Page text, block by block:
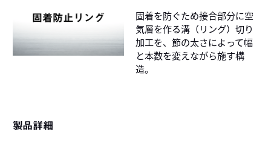
固着を防ぐため接合部分に空
気層を作る溝（リング）切り
加工を、節の太さによって幅
と本数を変えながら施す構
造。
製品詳細